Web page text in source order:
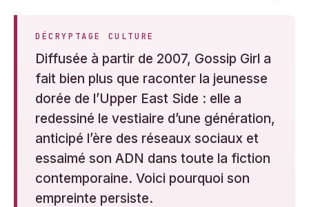
DÉCRYPTAGE CULTURE
Diffusée à partir de 2007, Gossip Girl a
fait bien plus que raconter la jeunesse
dorée de l’Upper East Side : elle a
redessiné le vestiaire d’une génération,
anticipé l’ère des réseaux sociaux et
essaimé son ADN dans toute la fiction
contemporaine. Voici pourquoi son
empreinte persiste.